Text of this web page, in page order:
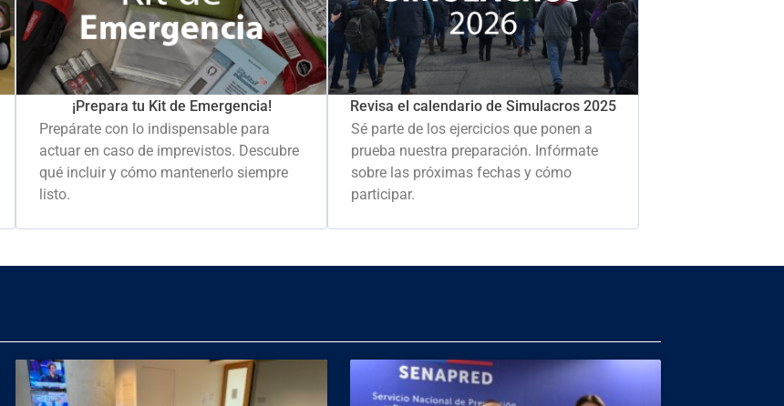
¡Prepara tu Kit de Emergencia!
Prepárate con lo indispensable para
actuar en caso de imprevistos. Descubre
qué incluir y cómo mantenerlo siempre
listo.
Revisa el calendario de Simulacros 2025
Sé parte de los ejercicios que ponen a
prueba nuestra preparación. Infórmate
sobre las próximas fechas y cómo
participar.